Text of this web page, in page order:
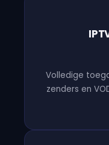
Volledige
zenders en